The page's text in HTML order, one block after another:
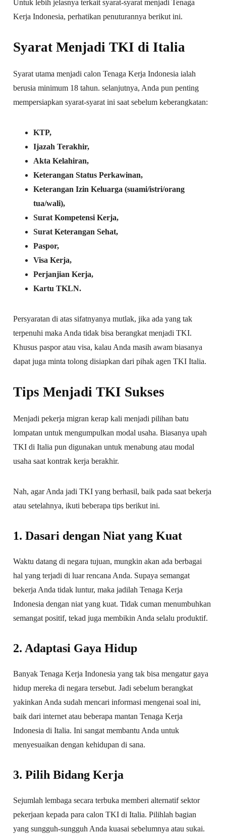
Untuk lebih jelasnya terkait syarat-syarat menjadi Tenaga
Kerja Indonesia, perhatikan penuturannya berikut ini.
Syarat Menjadi TKI di Italia
Syarat utama menjadi calon Tenaga Kerja Indonesia ialah
berusia minimum 18 tahun. selanjutnya, Anda pun penting
mempersiapkan syarat-syarat ini saat sebelum keberangkatan:
KTP,
Ijazah Terakhir,
Akta Kelahiran,
Keterangan Status Perkawinan,
Keterangan Izin Keluarga (suami/istri/orang
tua/wali),
Surat Kompetensi Kerja,
Surat Keterangan Sehat,
Paspor,
Visa Kerja,
Perjanjian Kerja,
Kartu TKLN.
Persyaratan di atas sifatnyanya mutlak, jika ada yang tak
terpenuhi maka Anda tidak bisa berangkat menjadi TKI.
Khusus paspor atau visa, kalau Anda masih awam biasanya
dapat juga minta tolong disiapkan dari pihak agen TKI Italia.
Tips Menjadi TKI Sukses
Menjadi pekerja migran kerap kali menjadi pilihan batu
lompatan untuk mengumpulkan modal usaha. Biasanya upah
TKI di Italia pun digunakan untuk menabung atau modal
usaha saat kontrak kerja berakhir.
Nah, agar Anda jadi TKI yang berhasil, baik pada saat bekerja
atau setelahnya, ikuti beberapa tips berikut ini.
1. Dasari dengan Niat yang Kuat
Waktu datang di negara tujuan, mungkin akan ada berbagai
hal yang terjadi di luar rencana Anda. Supaya semangat
bekerja Anda tidak luntur, maka jadilah Tenaga Kerja
Indonesia dengan niat yang kuat. Tidak cuman menumbuhkan
semangat positif, tekad juga membikin Anda selalu produktif.
2. Adaptasi Gaya Hidup
Banyak Tenaga Kerja Indonesia yang tak bisa mengatur gaya
hidup mereka di negara tersebut. Jadi sebelum berangkat
yakinkan Anda sudah mencari informasi mengenai soal ini,
baik dari internet atau beberapa mantan Tenaga Kerja
Indonesia di Italia. Ini sangat membantu Anda untuk
menyesuaikan dengan kehidupan di sana.
3. Pilih Bidang Kerja
Sejumlah lembaga secara terbuka memberi alternatif sektor
pekerjaan kepada para calon TKI di Italia. Pilihlah bagian
yang sungguh-sungguh Anda kuasai sebelumnya atau sukai.